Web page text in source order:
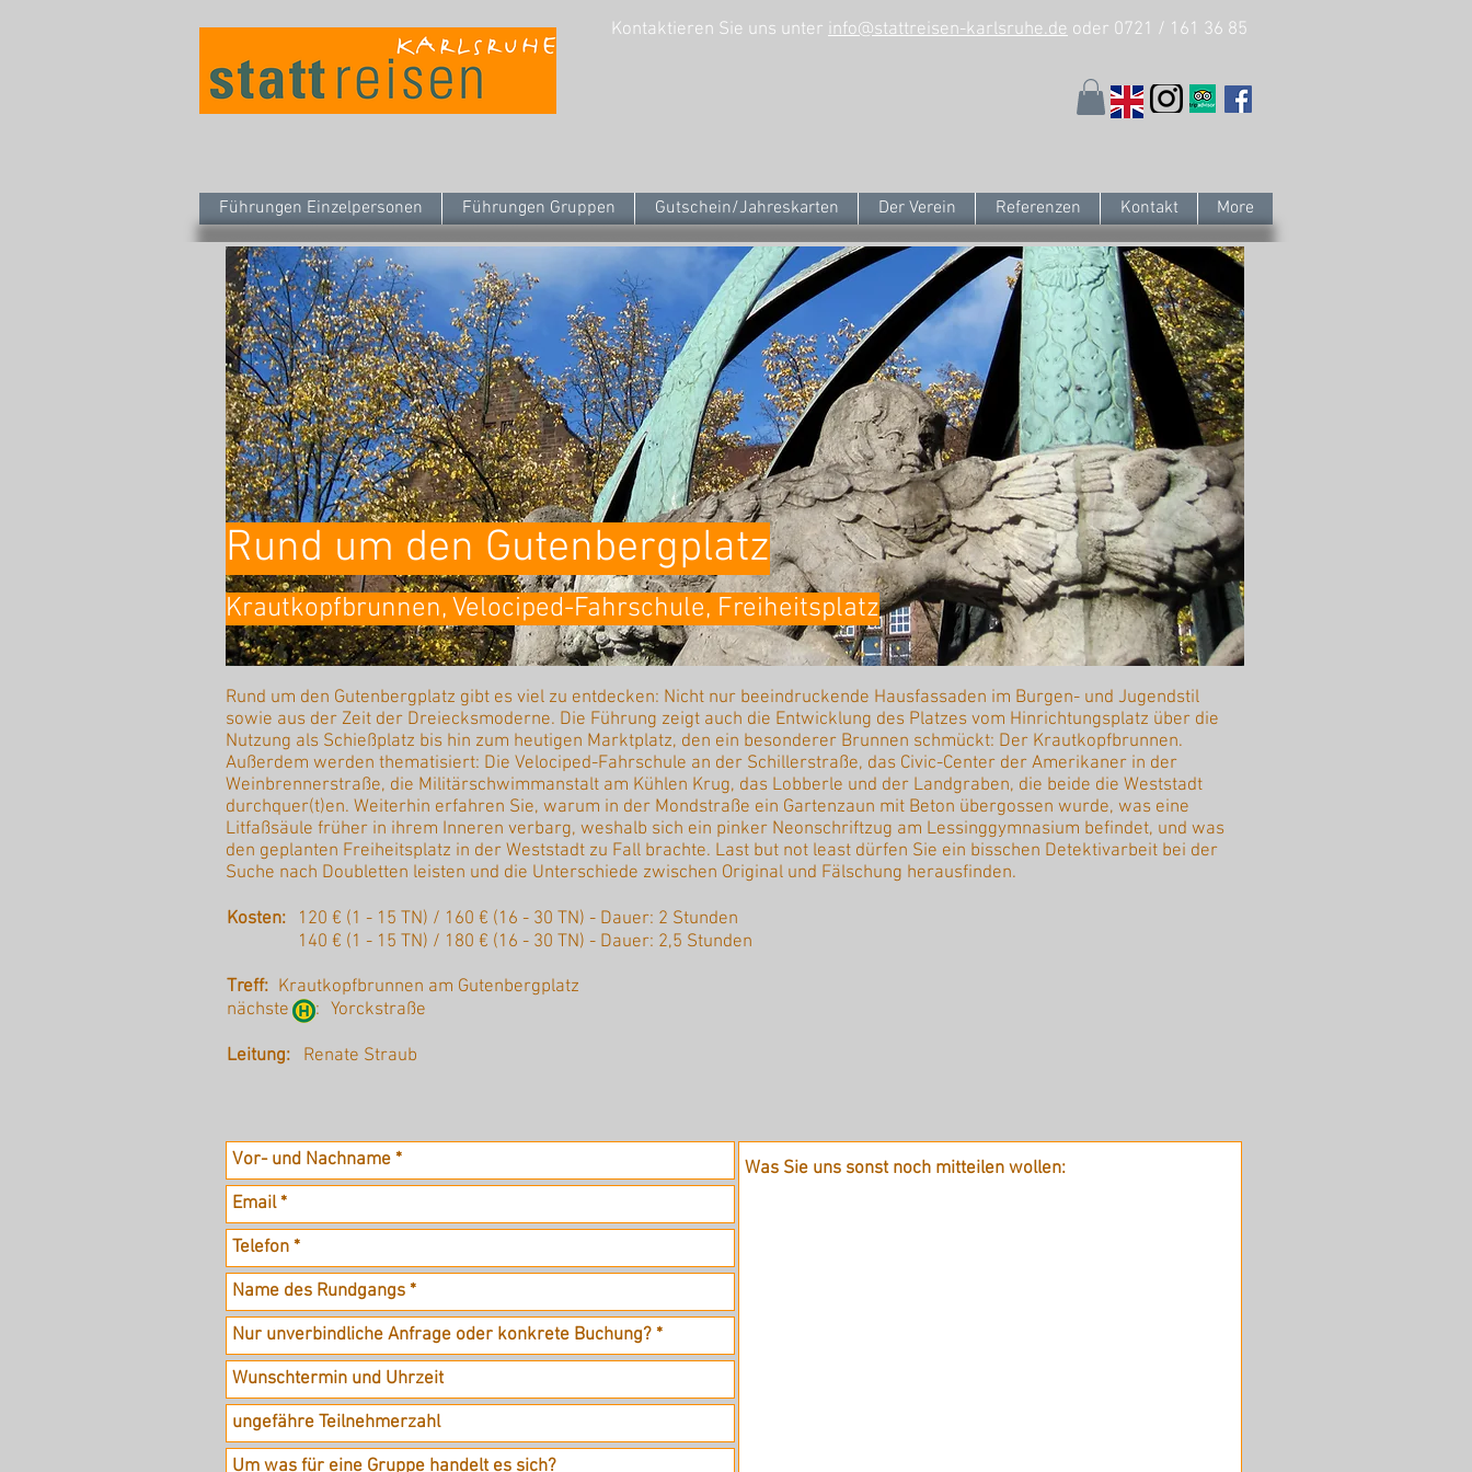
Kontaktieren Sie uns unter info@stattreisen-karlsruhe.de oder 0721 / 161 36 85
Führungen Einzelpersonen Führungen Gruppen Gutschein/Jahreskarten Der Verein Referenzen Kontakt More
Rund um den Gutenbergplatz
Krautkopfbrunnen, Velociped-Fahrschule, Freiheitsplatz
Rund um den Gutenbergplatz gibt es viel zu entdecken: Nicht nur beeindruckende Hausfassaden im Burgen- und Jugendstil
sowie aus der Zeit der Dreiecksmoderne. Die Führung zeigt auch die Entwicklung des Platzes vom Hinrichtungsplatz über die
Nutzung als Schießplatz bis hin zum heutigen Marktplatz, den ein besonderer Brunnen schmückt: Der Krautkopfbrunnen.
Außerdem werden thematisiert: Die Velociped-Fahrschule an der Schillerstraße, das Civic-Center der Amerikaner in der
Weinbrennerstraße, die Militärschwimmanstalt am Kühlen Krug, das Lobberle und der Landgraben, die beide die Weststadt
durchquer(t)en. Weiterhin erfahren Sie, warum in der Mondstraße ein Gartenzaun mit Beton übergossen wurde, was eine
Litfaßsäule früher in ihrem Inneren verbarg, weshalb sich ein pinker Neonschriftzug am Lessinggymnasium befindet, und was
den geplanten Freiheitsplatz in der Weststadt zu Fall brachte. Last but not least dürfen Sie ein bisschen Detektivarbeit bei der
Suche nach Doubletten leisten und die Unterschiede zwischen Original und Fälschung herausfinden.
Kosten:
120 € (1 - 15 TN) / 160 € (16 - 30 TN) - Dauer: 2 Stunden
140 € (1 - 15 TN) / 180 € (16 - 30 TN) - Dauer: 2,5 Stunden
Treff: Krautkopfbrunnen am Gutenbergplatz
nächste : Yorckstraße
Leitung: Renate Straub